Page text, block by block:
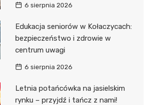
6 sierpnia 2026
Edukacja seniorów w Kołaczycach:
bezpieczeństwo i zdrowie w
centrum uwagi
6 sierpnia 2026
Letnia potańcówka na jasielskim
rynku – przyjdź i tańcz z nami!